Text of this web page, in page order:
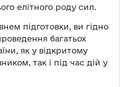
елітного роду сил.
підготовки, ви гідно
багатьох
як у відкритому
так і під час дій у